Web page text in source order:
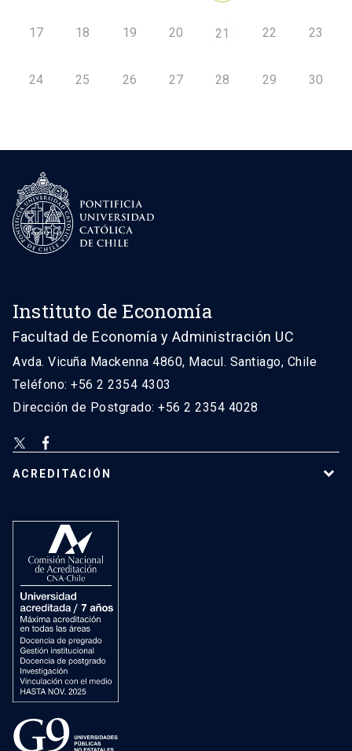
17 18 19 20 21 22 23
24 25 26 27 28 29 30
Instituto de Economía
Facultad de Economía y Administración UC
Avda. Vicuña Mackenna 4860, Macul. Santiago, Chile
Teléfono: +56 2 2354 4303
Dirección de Postgrado: +56 2 2354 4028
ACREDITACIÓN